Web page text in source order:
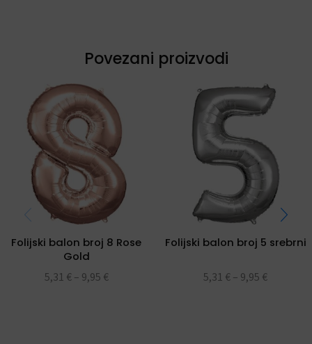
Povezani proizvodi
Folijski balon broj 8 Rose
Gold
5,31 € – 9,95 €
Folijski balon broj 5 srebrni
5,31 € – 9,95 €